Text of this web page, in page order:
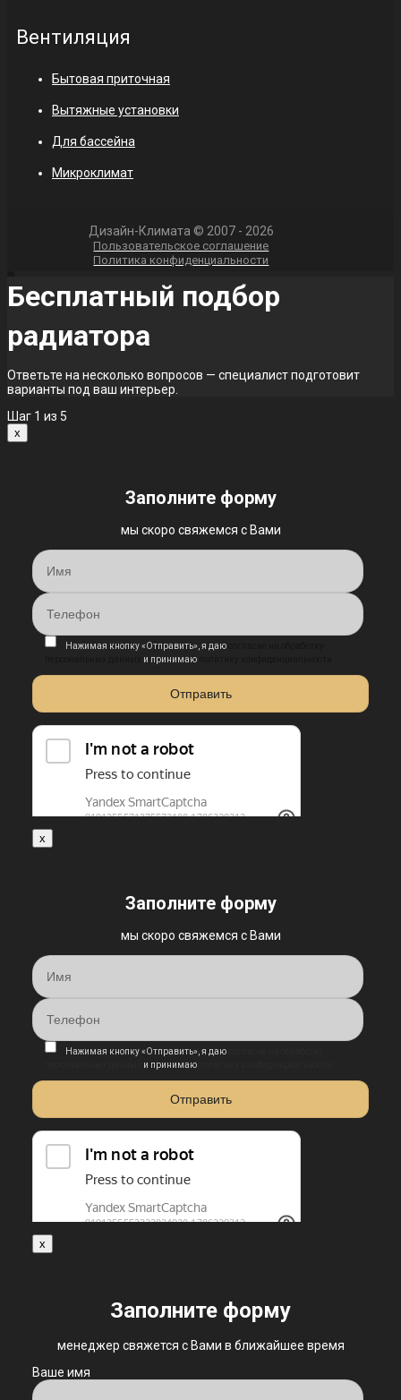
Вентиляция
Бытовая приточная
Вытяжные установки
Для бассейна
Микроклимат
Дизайн-Климата © 2007 - 2026
Пользовательское соглашение
Политика конфиденциальности
Бесплатный подбор
радиатора
Ответьте на несколько вопросов — специалист подготовит
варианты под ваш интерьер.
Шаг 1 из 5
x
Заполните форму
мы скоро свяжемся с Вами
Нажимая кнопку «Отправить», я даю
и принимаю
x
Заполните форму
мы скоро свяжемся с Вами
Нажимая кнопку «Отправить», я даю
и принимаю
x
Заполните форму
менеджер свяжется с Вами в ближайшее время
Ваше имя